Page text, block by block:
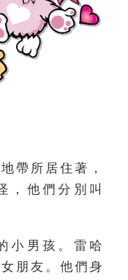
帶所居住著，
，他們分別叫
小男孩。雷哈
朋友。他們身